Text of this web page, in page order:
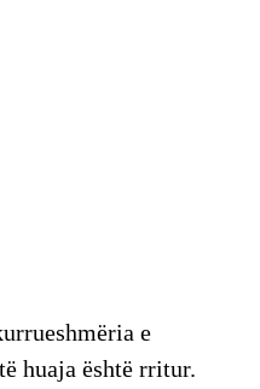
e
huaja është rritur.